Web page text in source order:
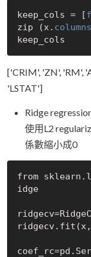
keep_cols = [
zip (x. columns
['CRIM', 'ZN', 'RM',
'LSTAT']
Ridge
使用L2
係數縮小成0
from
idge
ridgecv=
coef_rc=pd.